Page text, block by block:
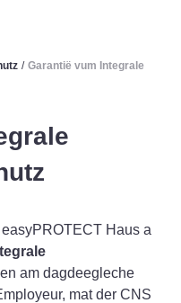
/ Garantië vum Integrale
Haus a
am dagdeegleche
mat der CNS